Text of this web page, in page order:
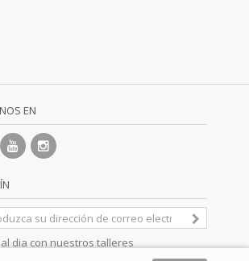
EN
dia con nuestros talleres